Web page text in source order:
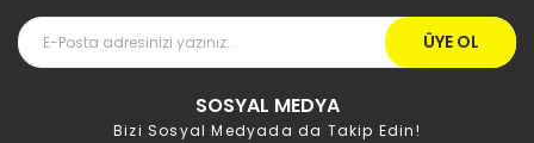
ÜYE OL
SOSYAL MEDYA
Bizi Sosyal Medyada da Takip Edin!